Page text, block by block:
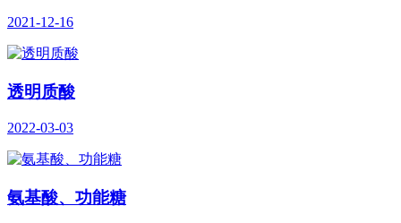
2021-12-16
透明质酸
2022-03-03
氨基酸、功能糖